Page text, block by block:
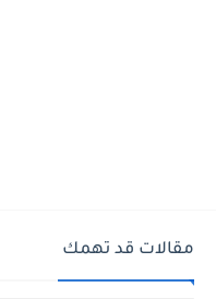
مقالات قد تهمك